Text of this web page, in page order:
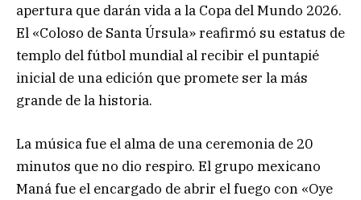
apertura que darán vida a la Copa del Mundo 2026.
El «Coloso de Santa Úrsula» reafirmó su estatus de
templo del fútbol mundial al recibir el puntapié
inicial de una edición que promete ser la más
grande de la historia.
La música fue el alma de una ceremonia de 20
minutos que no dio respiro. El grupo mexicano
Maná fue el encargado de abrir el fuego con «Oye